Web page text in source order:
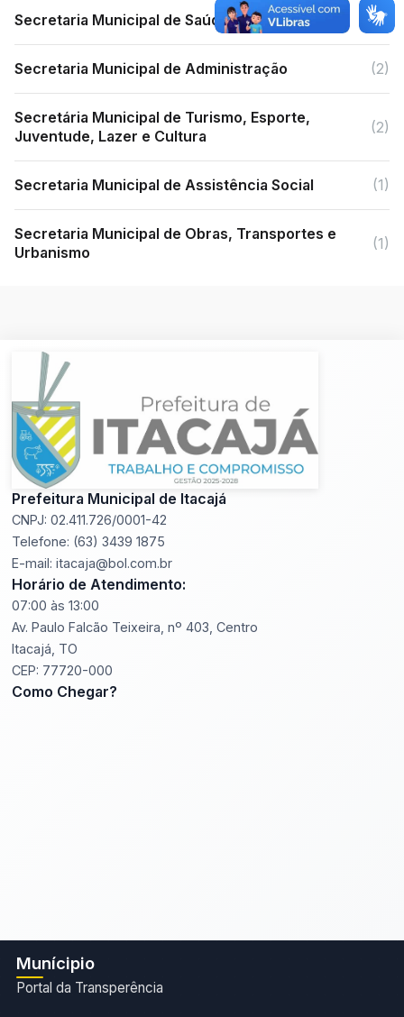
Secretaria Municipal de Saúde (2)
Secretaria Municipal de Administração (2)
Secretária Municipal de Turismo, Esporte,
Juventude, Lazer e Cultura
(2)
Secretaria Municipal de Assistência Social (1)
Secretaria Municipal de Obras, Transportes e
Urbanismo
(1)
Prefeitura Municipal de Itacajá
CNPJ: 02.411.726/0001-42
Telefone: (63) 3439 1875
E-mail: itacaja@bol.com.br
Horário de Atendimento:
07:00 às 13:00
Av. Paulo Falcão Teixeira, nº 403, Centro
Itacajá, TO
CEP: 77720-000
Como Chegar?
Munícipio
Portal da Transperência